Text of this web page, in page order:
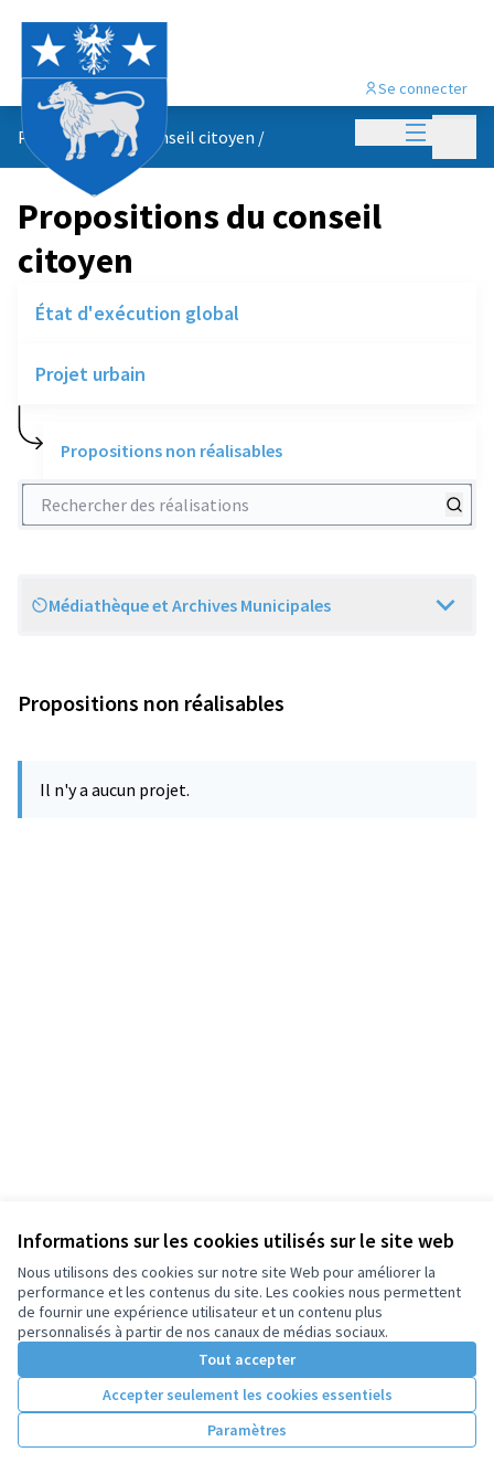
Informations sur les cookies utilisés sur le site web
Nous utilisons des cookies sur notre site Web pour améliorer la
performance et les contenus du site. Les cookies nous permettent
de fournir une expérience utilisateur et un contenu plus
personnalisés à partir de nos canaux de médias sociaux.
Tout accepter
Accepter seulement les cookies essentiels
Paramètres
Menu
Se connecter
Propositions du conseil citoyen /
Propositions du conseil
citoyen
État d'exécution global
Projet urbain
Propositions non réalisables
Rechercher des réalisations
Scope
Médiathèque et Archives Municipales
Propositions non réalisables
Il n'y a aucun projet.